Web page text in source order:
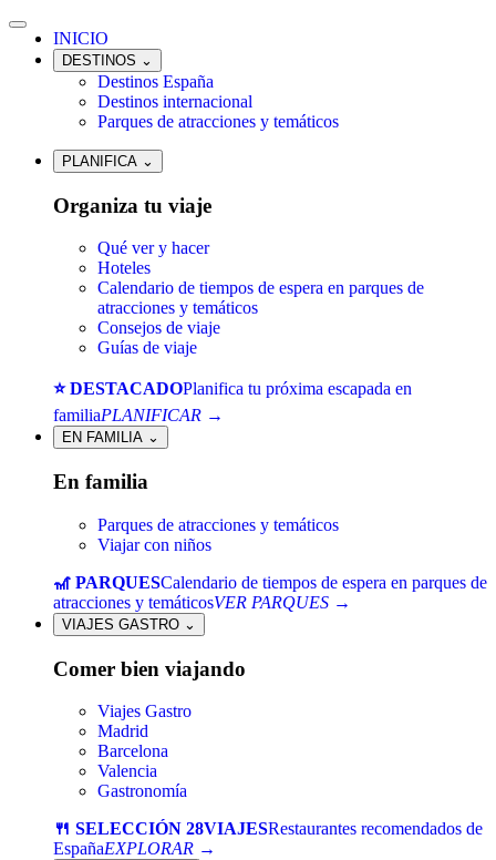
INICIO
DESTINOS ⌄
Destinos España
Destinos internacional
Parques de atracciones y temáticos
PLANIFICA ⌄
Organiza tu viaje
Qué ver y hacer
Hoteles
Calendario de tiempos de espera en parques de
atracciones y temáticos
Consejos de viaje
Guías de viaje
⭐ DESTACADOPlanifica tu próxima escapada en
familiaPLANIFICAR →
EN FAMILIA ⌄
En familia
Parques de atracciones y temáticos
Viajar con niños
🎢 PARQUESCalendario de tiempos de espera en parques de
atracciones y temáticosVER PARQUES →
VIAJES GASTRO ⌄
Comer bien viajando
Viajes Gastro
Madrid
Barcelona
Valencia
Gastronomía
🍴 SELECCIÓN 28VIAJESRestaurantes recomendados de
EspañaEXPLORAR →